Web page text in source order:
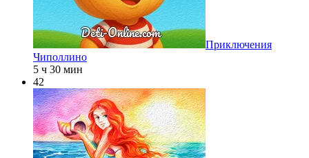
Приключения
Чиполлино
5 ч 30 мин
42